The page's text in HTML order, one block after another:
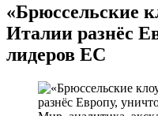
«Брюссельские
Италии разнёс
лидеров ЕС